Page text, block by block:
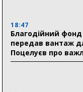
прифронтової
в Австрії
18:30
Ніколаєнко: у
відновлення
18:47
Благодійний фонд
передав вантаж
Поцелуєв про